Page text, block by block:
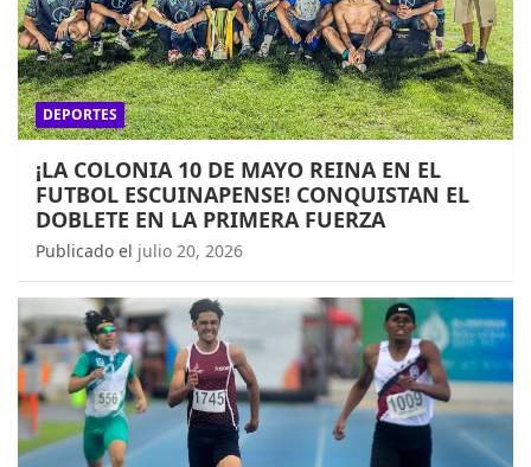
DEPORTES
¡LA COLONIA 10 DE MAYO REINA EN EL
FUTBOL ESCUINAPENSE! CONQUISTAN EL
DOBLETE EN LA PRIMERA FUERZA
Publicado el julio 20, 2026